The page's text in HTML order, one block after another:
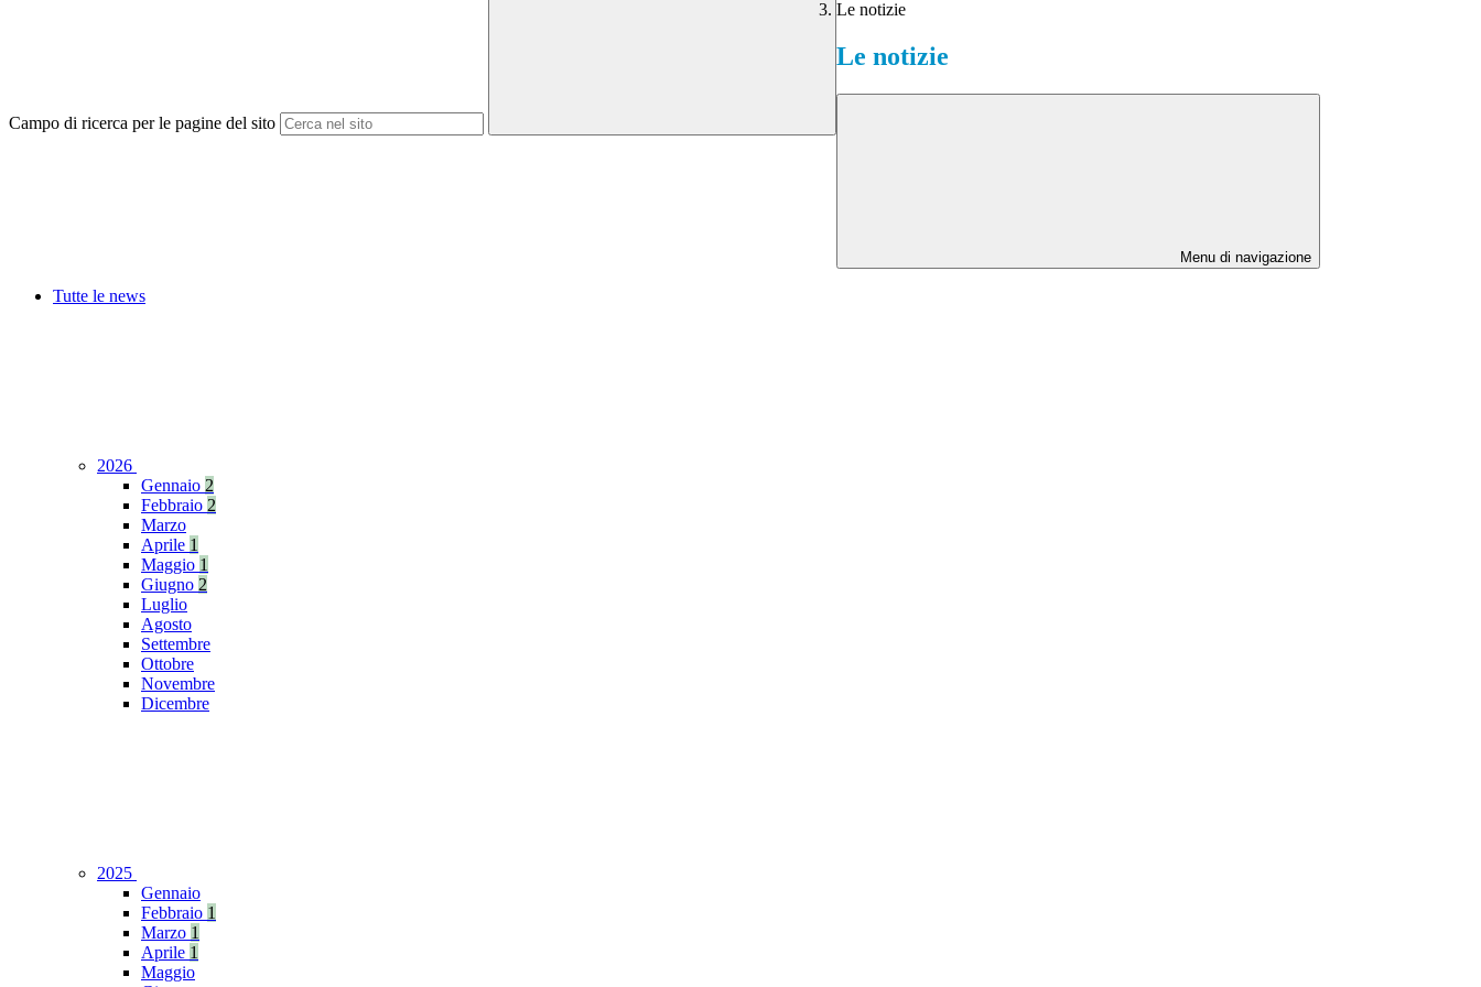
Campo di ricerca per le pagine del sito
Le notizie
Le notizie
Menu di navigazione
Tutte le news
2026
Gennaio 2
Febbraio 2
Marzo
Aprile 1
Maggio 1
Giugno 2
Luglio
Agosto
Settembre
Ottobre
Novembre
Dicembre
2025
Gennaio
Febbraio 1
Marzo 1
Aprile 1
Maggio